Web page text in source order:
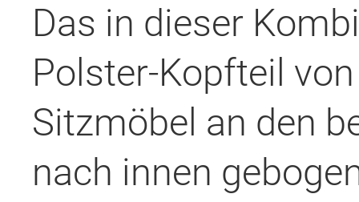
Das in dieser
Polster-Kopfteil
Sitzmöbel an den
nach innen